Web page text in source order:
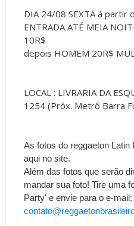
DIA 24/08 SEXTA á partir
ENTRADA ATÉ MEIA
10R$
depois HOMEM 20R$
LOCAL : LIVRARIA DA
1254 (Próx. Metrô Barra
As fotos do reggaeton
aqui no site.
Além das fotos que serão
mandar sua foto! Tire uma
Party' e envie para o e-mail: